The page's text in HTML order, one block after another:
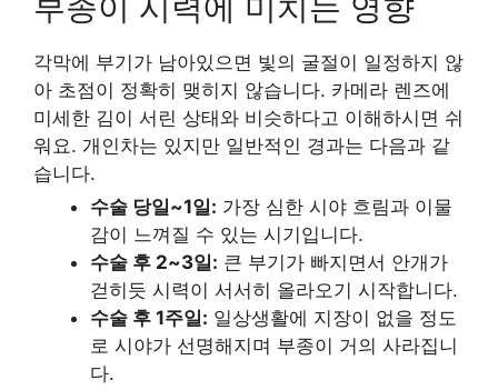
각막에 부기가 남아있으면 빛의 굴절이 일정하지 않
아 초점이 정확히 맺히지 않습니다. 카메라 렌즈에
미세한 김이 서린 상태와 비슷하다고 이해하시면 쉬
워요. 개인차는 있지만 일반적인 경과는 다음과 같
습니다.
수술 당일~1일: 가장 심한 시야 흐림과 이물
감이 느껴질 수 있는 시기입니다.
수술 후 2~3일: 큰 부기가 빠지면서 안개가
걷히듯 시력이 서서히 올라오기 시작합니다.
수술 후 1주일: 일상생활에 지장이 없을 정도
로 시야가 선명해지며 부종이 거의 사라집니
다.